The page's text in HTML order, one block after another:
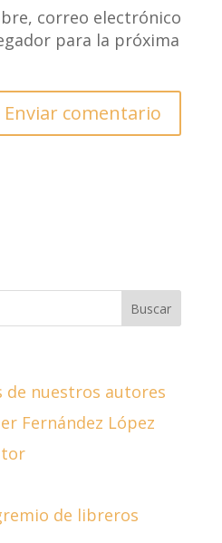
correo electrónico
para la próxima
de nuestros autores
Fernández López
de libreros